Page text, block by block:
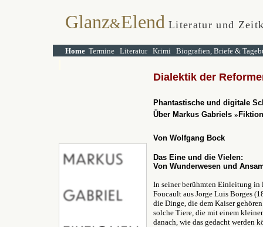
Glanz&Elend Literatur und
Home Termine Literatur Krimi Biografien, Briefe &
Dialektik der
Phantastische und digitale
Über Markus Gabriels »
Von Wolfgang Bock
Das Eine und die Vielen:
Von Wunderwesen und
In seiner berühmten Einleitung in
Foucault aus Jorge Luis Borges
die Dinge, die dem Kaiser
solche Tiere, die mit einem
danach, wie das gedacht werden